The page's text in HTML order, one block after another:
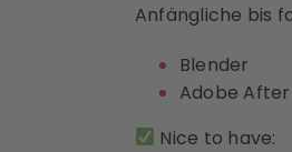
Anfängliche bis
Blender
Adobe
Nice to have: